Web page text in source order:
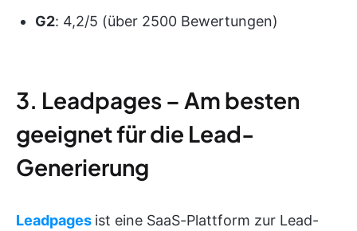
G2: 4,2/5 (über 2500 Bewertungen)
3. Leadpages – Am besten
geeignet für die Lead-
Generierung
Leadpages ist eine SaaS-Plattform zur Lead-